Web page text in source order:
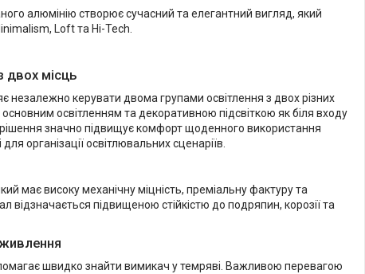
алюмінію створює сучасний та елегантний вигляд, який
Loft та Hi-Tech.
двох місць
незалежно керувати двома групами освітлення з двох різних
освітленням та декоративною підсвіткою як біля входу
рішення значно підвищує комфорт щоденного використання
організації освітлювальних сценаріїв.
має високу механічну міцність, преміальну фактуру та
відзначається підвищеною стійкістю до подряпин, корозії та
швидко знайти вимикач у темряві. Важливою перевагою